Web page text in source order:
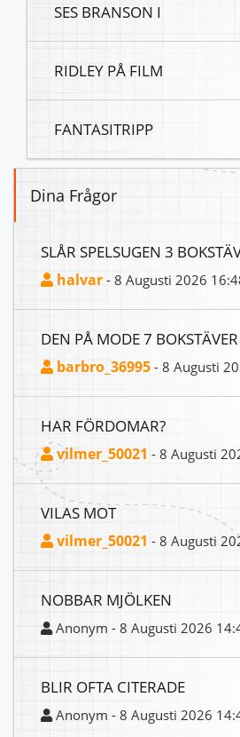
SES BRANSON I
RIDLEY PÅ FILM
FANTASITRIPP
Dina Frågor
SLÅR SPELSUGEN 3
halvar - 8 Augusti 2026
DEN PÅ MODE 7 BOKSTÄVER
barbro_36995 - 8 Augusti
HAR FÖRDOMAR?
vilmer_50021 - 8 Augusti
VILAS MOT
vilmer_50021 - 8 Augusti
NOBBAR MJÖLKEN
Anonym - 8 Augusti 2026
BLIR OFTA CITERADE
Anonym - 8 Augusti 2026